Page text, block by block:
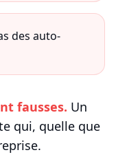
des auto-
fausses. Un
qui, quelle que